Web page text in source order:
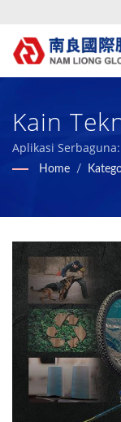
Kain
Berbagai
Aplikasi
Keamanan Industri
Home /